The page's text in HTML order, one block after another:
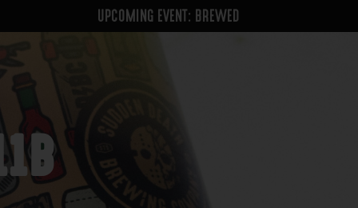
UPCOMING EVENT: BREWED